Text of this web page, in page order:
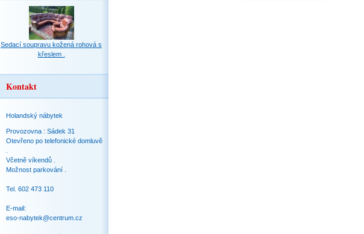
Sedací soupravu kožená rohová s
křeslem .
Kontakt
Holandský nábytek
Provozovna : Sádek 31
Otevřeno po telefonické domluvě
Včetně víkendů .
Možnost parkování .
Tel. 602 473 110
E-mail:
eso-nabytek@centrum.cz